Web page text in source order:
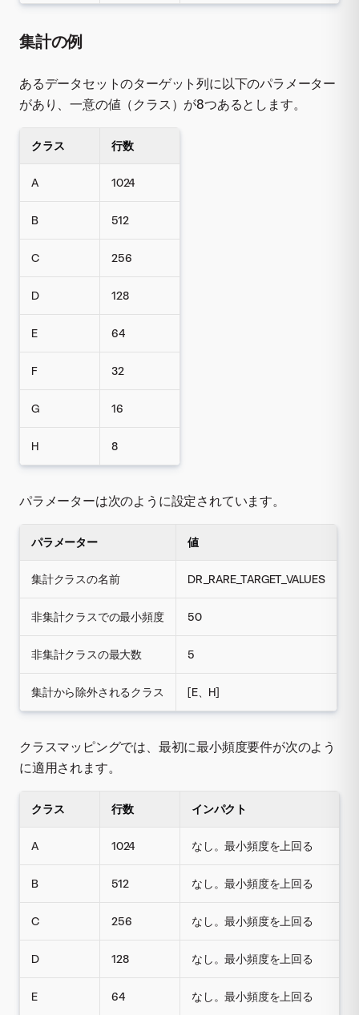
集計の例
あるデータセットのターゲット列に以下のパラメーター
があり、一意の値（クラス）が8つあるとします。
クラス 行数
A 1024
B 512
C 256
D 128
E 64
F 32
G 16
H 8
パラメーターは次のように設定されています。
パラメーター 値
集計クラスの名前 DR_RARE_TARGET_VALUES
非集計クラスでの最小頻度 50
非集計クラスの最大数 5
集計から除外されるクラス [E、H]
クラスマッピングでは、最初に最小頻度要件が次のよう
に適用されます。
クラス 行数 インパクト
A 1024 なし。最小頻度を上回る
B 512 なし。最小頻度を上回る
C 256 なし。最小頻度を上回る
D 128 なし。最小頻度を上回る
E 64 なし。最小頻度を上回る